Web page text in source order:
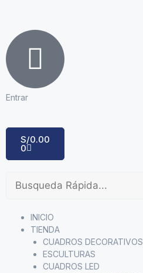
Entrar
S/0.00
0
INICIO
TIENDA
CUADROS DECORATIVOS
ESCULTURAS
CUADROS LED